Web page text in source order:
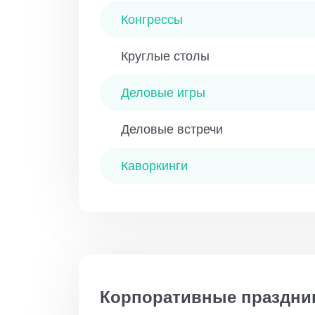
Конгрессы
Круглые столы
Деловые игры
Деловые встречи
Каворкинги
Корпоративные